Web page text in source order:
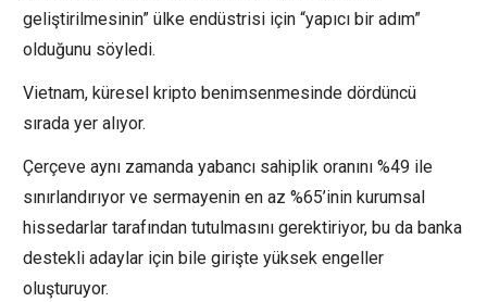
geliştirilmesinin” ülke endüstrisi için “yapıcı bir adım”
olduğunu söyledi.
Vietnam, küresel kripto benimsenmesinde dördüncü
sırada yer alıyor.
Çerçeve aynı zamanda yabancı sahiplik oranını %49 ile
sınırlandırıyor ve sermayenin en az %65’inin kurumsal
hissedarlar tarafından tutulmasını gerektiriyor, bu da banka
destekli adaylar için bile girişte yüksek engeller
oluşturuyor.